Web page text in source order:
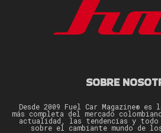
SOBRE
Desde 2009 Fuel Car Magazine®
más completa del mercado
actualidad, las tendencias y todo
sobre el cambiante mundo de